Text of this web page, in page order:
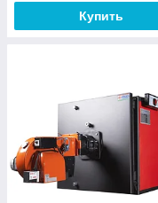
Купить